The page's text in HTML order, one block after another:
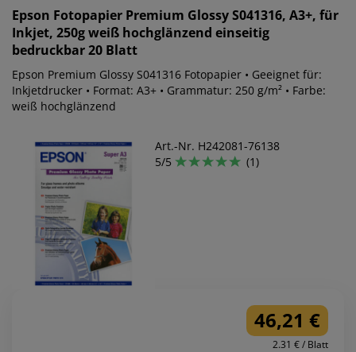
Epson Fotopapier Premium Glossy S041316, A3+, für
Inkjet, 250g weiß hochglänzend einseitig
bedruckbar 20 Blatt
Epson Premium Glossy S041316 Fotopapier • Geeignet für:
Inkjetdrucker • Format: A3+ • Grammatur: 250 g/m² • Farbe:
weiß hochglänzend
Art.-Nr. H242081-76138
5/5
(1)
46,21 €
2.31 € / Blatt